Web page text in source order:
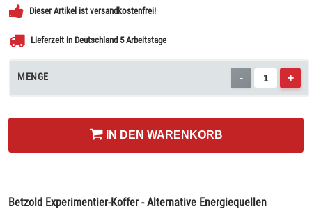
Dieser Artikel ist versandkostenfrei!
Lieferzeit in Deutschland 5 Arbeitstage
MENGE - +
IN DEN WARENKORB
Betzold Experimentier-Koffer - Alternative Energiequellen